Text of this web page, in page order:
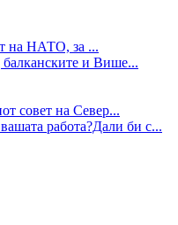
на НАТО, за ...
балканските и Више...
совет на Север...
работа?Дали би с...